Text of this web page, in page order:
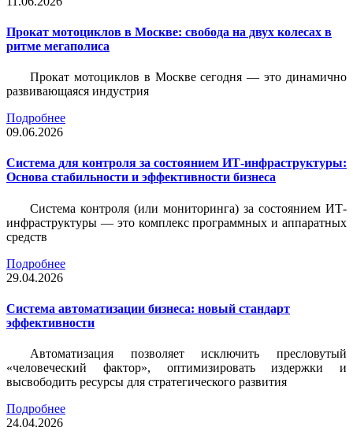
Прокат мотоциклов в Москве: свобода на двух колесах в
ритме мегаполиса
Прокат мотоциклов в Москве сегодня — это динамично
развивающаяся индустрия
Подробнее
09.06.2026
Система для контроля за состоянием ИТ-инфраструктуры:
Основа стабильности и эффективности бизнеса
Система контроля (или мониторинга) за состоянием ИТ-
инфраструктуры — это комплекс программных и аппаратных
средств
Подробнее
29.04.2026
Система автоматизации бизнеса: новый стандарт
эффективности
Автоматизация позволяет исключить пресловутый
«человеческий фактор», оптимизировать издержки и
высвободить ресурсы для стратегического развития
Подробнее
24.04.2026